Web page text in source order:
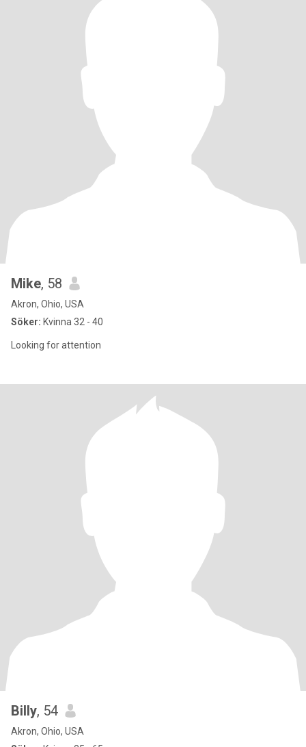
Mike, 58
Akron, Ohio, USA
Söker: Kvinna 32 - 40
Looking for attention
Billy, 54
Akron, Ohio, USA